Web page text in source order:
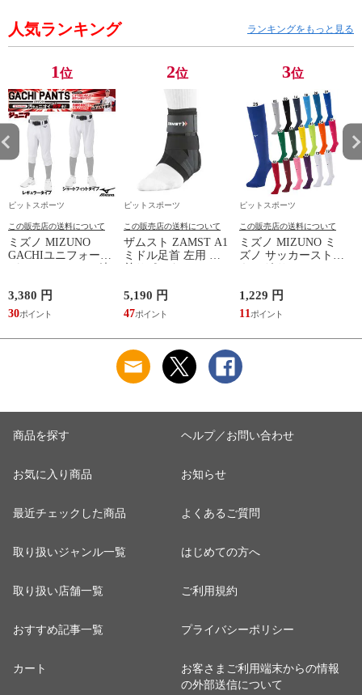
人気ランキング ランキングをもっと見る
1位
ピットスポーツ
この販売店の送料について
ミズノ MIZUNO
GACHIユニフォーム
ォーム 練習用ユニフ
ォームパンツ GACHI
PANTS
3,380 円
30
2位
ピットスポーツ
この販売店の送料について
ザムスト ZAMST A1
ミドル足首 左用 足
5,190 円
47
3位
ピットスポーツ
この販売店の送料について
ミズノ MIZUNO ミ
ズノ サッカーストッ
23SS(P2MXA060)
1,229 円
11
商品を探す
お気に入り商品
最近チェックした商品
取り扱いジャンル一覧
取り扱い店舗一覧
おすすめ記事一覧
カート
ヘルプ／お問い合わせ
お知らせ
よくあるご質問
はじめての方へ
ご利用規約
プライバシーポリシー
お客さまご利用端末からの情報
の外部送信について